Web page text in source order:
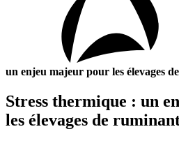
un enjeu majeur pour les élevages
Stress thermique : un
les élevages de